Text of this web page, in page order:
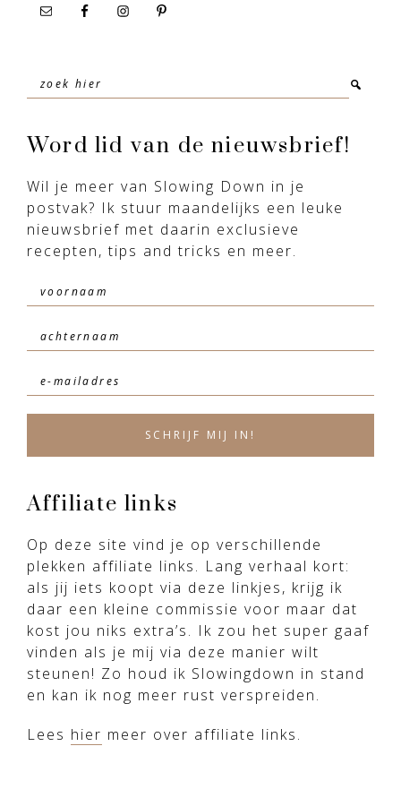
Zoek
hier
Word lid van de nieuwsbrief!
Wil je meer van Slowing Down in je
postvak? Ik stuur maandelijks een leuke
nieuwsbrief met daarin exclusieve
recepten, tips and tricks en meer.
Affiliate links
Op deze site vind je op verschillende
plekken affiliate links. Lang verhaal kort:
als jij iets koopt via deze linkjes, krijg ik
daar een kleine commissie voor maar dat
kost jou niks extra’s. Ik zou het super gaaf
vinden als je mij via deze manier wilt
steunen! Zo houd ik Slowingdown in stand
en kan ik nog meer rust verspreiden.
Lees hier meer over affiliate links.